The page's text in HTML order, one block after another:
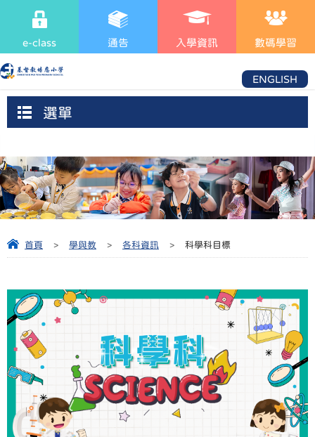
e-class 通告 入學資訊 數碼學習
ENGLISH
選單
首頁 > 學與教 > 各科資訊 > 科學科目標